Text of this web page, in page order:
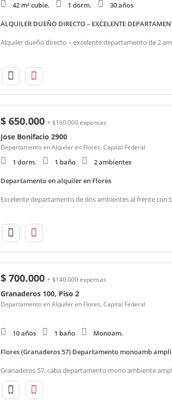
42 m² cubie. 1 dorm. 30 años
ALQUILER DUEÑO DIRECTO – EXCELENTE
$650.000 + $160.000 expensas
Jose Bonifacio 2900
Departamento en Alquiler en Flores, Capital Federal
1 dorm. 1 baño 2 ambientes
Departamento en alquiler en Flores
$700.000 + $140.000 expensas
Granaderos 100, Piso 2
Departamento en Alquiler en Flores, Capital Federal
10 años 1 baño Monoam.
Flores (Granaderos 57) Departamento monoamb